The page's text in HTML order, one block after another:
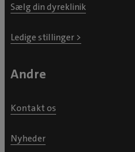
Sælg din dyreklinik
Ledige stillinger >
Andre
Kontakt os
Nyheder